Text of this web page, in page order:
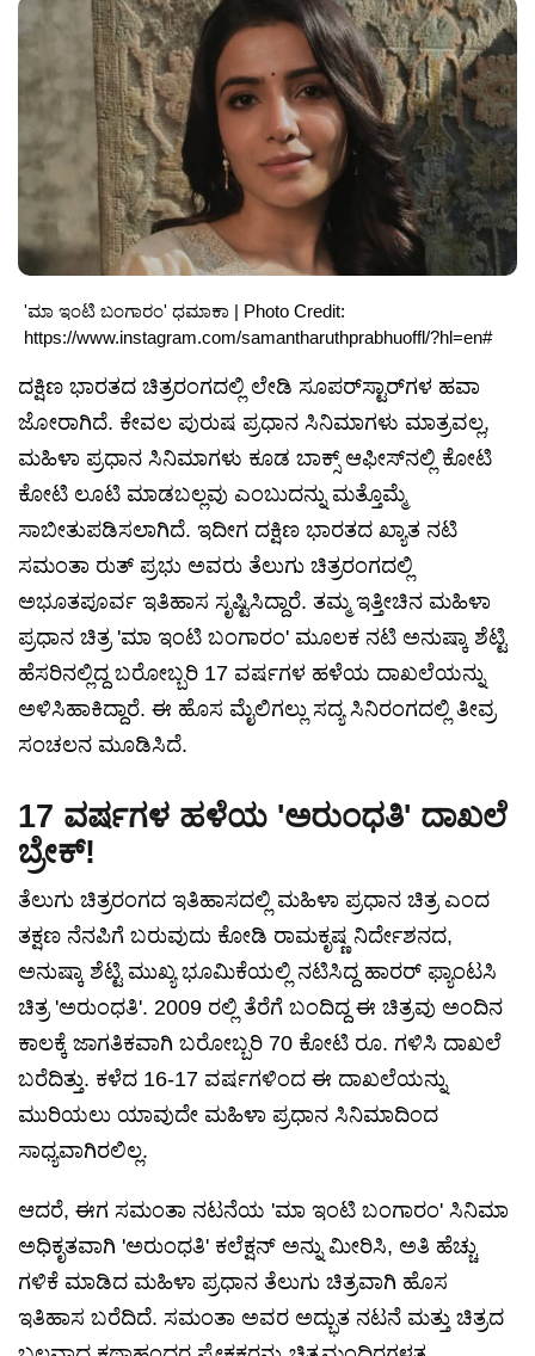
'ಮಾ ಇಂಟಿ ಬಂಗಾರಂ' ಧಮಾಕಾ | Photo Credit:
https://www.instagram.com/samantharuthprabhuoffl/?hl=en#
ದಕ್ಷಿಣ ಭಾರತದ ಚಿತ್ರರಂಗದಲ್ಲಿ ಲೇಡಿ ಸೂಪರ್‌ಸ್ಟಾರ್‌ಗಳ ಹವಾ
ಜೋರಾಗಿದೆ. ಕೇವಲ ಪುರುಷ ಪ್ರಧಾನ ಸಿನಿಮಾಗಳು ಮಾತ್ರವಲ್ಲ,
ಮಹಿಳಾ ಪ್ರಧಾನ ಸಿನಿಮಾಗಳು ಕೂಡ ಬಾಕ್ಸ್ ಆಫೀಸ್‌ನಲ್ಲಿ ಕೋಟಿ
ಕೋಟಿ ಲೂಟಿ ಮಾಡಬಲ್ಲವು ಎಂಬುದನ್ನು ಮತ್ತೊಮ್ಮೆ
ಸಾಬೀತುಪಡಿಸಲಾಗಿದೆ. ಇದೀಗ ದಕ್ಷಿಣ ಭಾರತದ ಖ್ಯಾತ ನಟಿ
ಸಮಂತಾ ರುತ್ ಪ್ರಭು ಅವರು ತೆಲುಗು ಚಿತ್ರರಂಗದಲ್ಲಿ
ಅಭೂತಪೂರ್ವ ಇತಿಹಾಸ ಸೃಷ್ಟಿಸಿದ್ದಾರೆ. ತಮ್ಮ ಇತ್ತೀಚಿನ ಮಹಿಳಾ
ಪ್ರಧಾನ ಚಿತ್ರ 'ಮಾ ಇಂಟಿ ಬಂಗಾರಂ' ಮೂಲಕ ನಟಿ ಅನುಷ್ಕಾ ಶೆಟ್ಟಿ
ಹೆಸರಿನಲ್ಲಿದ್ದ ಬರೋಬ್ಬರಿ 17 ವರ್ಷಗಳ ಹಳೆಯ ದಾಖಲೆಯನ್ನು
ಅಳಿಸಿಹಾಕಿದ್ದಾರೆ. ಈ ಹೊಸ ಮೈಲಿಗಲ್ಲು ಸದ್ಯ ಸಿನಿರಂಗದಲ್ಲಿ ತೀವ್ರ
ಸಂಚಲನ ಮೂಡಿಸಿದೆ.
17 ವರ್ಷಗಳ ಹಳೆಯ 'ಅರುಂಧತಿ' ದಾಖಲೆ
ಬ್ರೇಕ್!
ತೆಲುಗು ಚಿತ್ರರಂಗದ ಇತಿಹಾಸದಲ್ಲಿ ಮಹಿಳಾ ಪ್ರಧಾನ ಚಿತ್ರ ಎಂದ
ತಕ್ಷಣ ನೆನಪಿಗೆ ಬರುವುದು ಕೋಡಿ ರಾಮಕೃಷ್ಣ ನಿರ್ದೇಶನದ,
ಅನುಷ್ಕಾ ಶೆಟ್ಟಿ ಮುಖ್ಯ ಭೂಮಿಕೆಯಲ್ಲಿ ನಟಿಸಿದ್ದ ಹಾರರ್ ಫ್ಯಾಂಟಸಿ
ಚಿತ್ರ 'ಅರುಂಧತಿ'. 2009 ರಲ್ಲಿ ತೆರೆಗೆ ಬಂದಿದ್ದ ಈ ಚಿತ್ರವು ಅಂದಿನ
ಕಾಲಕ್ಕೆ ಜಾಗತಿಕವಾಗಿ ಬರೋಬ್ಬರಿ 70 ಕೋಟಿ ರೂ. ಗಳಿಸಿ ದಾಖಲೆ
ಬರೆದಿತ್ತು. ಕಳೆದ 16-17 ವರ್ಷಗಳಿಂದ ಈ ದಾಖಲೆಯನ್ನು
ಮುರಿಯಲು ಯಾವುದೇ ಮಹಿಳಾ ಪ್ರಧಾನ ಸಿನಿಮಾದಿಂದ
ಸಾಧ್ಯವಾಗಿರಲಿಲ್ಲ.
ಆದರೆ, ಈಗ ಸಮಂತಾ ನಟನೆಯ 'ಮಾ ಇಂಟಿ ಬಂಗಾರಂ' ಸಿನಿಮಾ
ಅಧಿಕೃತವಾಗಿ 'ಅರುಂಧತಿ' ಕಲೆಕ್ಷನ್ ಅನ್ನು ಮೀರಿಸಿ, ಅತಿ ಹೆಚ್ಚು
ಗಳಿಕೆ ಮಾಡಿದ ಮಹಿಳಾ ಪ್ರಧಾನ ತೆಲುಗು ಚಿತ್ರವಾಗಿ ಹೊಸ
ಇತಿಹಾಸ ಬರೆದಿದೆ. ಸಮಂತಾ ಅವರ ಅದ್ಭುತ ನಟನೆ ಮತ್ತು ಚಿತ್ರದ